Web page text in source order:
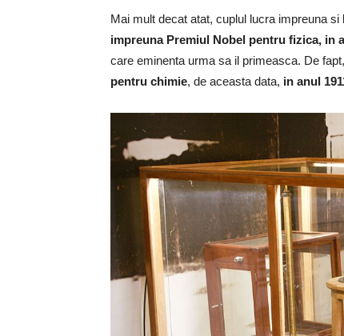
Mai mult decat atat, cuplul lucra impreuna si
impreuna Premiul Nobel pentru fizica, in
care eminenta urma sa il primeasca. De
pentru chimie, de aceasta data, in anul